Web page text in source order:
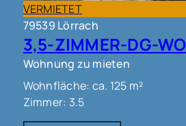
VERMIETET
79539 Lörrach
Wohnung zu mieten
Wohnfläche: ca. 125 m²
Zimmer: 3.5